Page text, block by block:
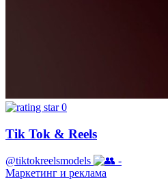
0
Tik Tok & Reels
@tiktokreelsmodels
-
Маркетинг и реклама